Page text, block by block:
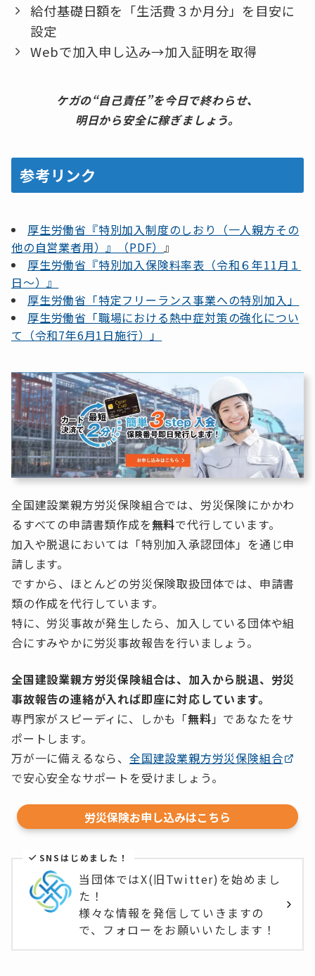
給付基礎日額を「生活費３か月分」を目安に
設定
Webで加入申し込み→加入証明を取得
ケガの“自己責任”を今日で終わらせ、
明日から安全に稼ぎましょう。
参考リンク
厚生労働省『特別加入制度のしおり（一人親方その
他の自営業者用）』（PDF）』
厚生労働省『特別加入保険料率表（令和６年11月１
日～）』
厚生労働省「特定フリーランス事業への特別加入」
厚生労働省「職場における熱中症対策の強化につい
て（令和7年6月1日施行）」
全国建設業親方労災保険組合では、労災保険にかかわ
るすべての申請書類作成を無料で代行しています。
加入や脱退においては「特別加入承認団体」を通じ申
請します。
ですから、ほとんどの労災保険取扱団体では、申請書
類の作成を代行しています。
特に、労災事故が発生したら、加入している団体や組
合にすみやかに労災事故報告を行いましょう。
全国建設業親方労災保険組合は、加入から脱退、労災
事故報告の連絡が入れば即座に対応しています。
専門家がスピーディに、しかも「無料 」であなたをサ
ポートします。
万が一に備えるなら、 全国建設業親方労災保険組合
で安心安全なサポートを受けましょう。
労災保険お申し込みはこちら
SNSはじめました！
当団体ではX(旧Twitter)を始めまし
た！
様々な情報を発信していきますの
で、フォローをお願いいたします！